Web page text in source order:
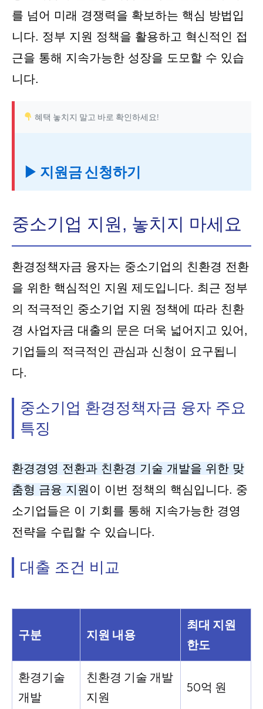
를 넘어 미래 경쟁력을 확보하는 핵심 방법입
니다. 정부 지원 정책을 활용하고 혁신적인 접
근을 통해 지속가능한 성장을 도모할 수 있습
니다.
혜택 놓치지 말고 바로 확인하세요!
▶ 지원금 신청하기
중소기업 지원, 놓치지 마세요
환경정책자금 융자는 중소기업의 친환경 전환
을 위한 핵심적인 지원 제도입니다. 최근 정부
의 적극적인 중소기업 지원 정책에 따라 친환
경 사업자금 대출의 문은 더욱 넓어지고 있어,
기업들의 적극적인 관심과 신청이 요구됩니
다.
중소기업 환경정책자금 융자 주요
특징
환경경영 전환과 친환경 기술 개발을 위한 맞
춤형 금융 지원 이 이번 정책의 핵심입니다. 중
소기업들은 이 기회를 통해 지속가능한 경영
전략을 수립할 수 있습니다.
대출 조건 비교
구분 지원 내용
최대 지원
한도
환경기술
개발
친환경 기술 개발
지원
50억 원